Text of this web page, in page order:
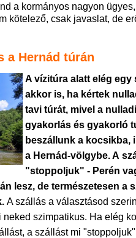
a kormányos nagyon
kötelező, csak javaslat, de
a Hernád túrán
A vízitúra alatt elég egy
akkor is, ha kértek
tavi túrát, mivel a
gyakorlás és gyakorló
beszállunk a kocsikba,
a Hernád-völgybe. A
"stoppoljuk" - Perén
lesz, de természetesen a
A szállás a választásod
szimpatikus. Ha elég
a szállást mi